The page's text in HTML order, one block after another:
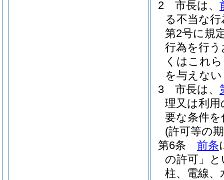
2
市長は、
る不当な
第2号に規
行為を行
くはこれ
を与えな
3
市長は、
理又は利
要な条件
(許可等の
第6条
前条
の許可」
柱、電線